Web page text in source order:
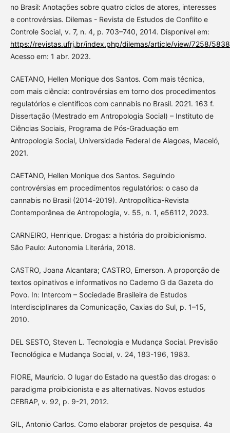
no Brasil: Anotações sobre quatro ciclos de atores, interesses
e controvérsias. Dilemas - Revista de Estudos de Conflito e
Controle Social, v. 7, n. 4, p. 703–740, 2014. Disponível em:
https://revistas.ufrj.br/index.php/dilemas/article/view/7258/5838
Acesso em: 1 abr. 2023.
CAETANO, Hellen Monique dos Santos. Com mais técnica,
com mais ciência: controvérsias em torno dos procedimentos
regulatórios e científicos com cannabis no Brasil. 2021. 163 f.
Dissertação (Mestrado em Antropologia Social) – Instituto de
Ciências Sociais, Programa de Pós-Graduação em
Antropologia Social, Universidade Federal de Alagoas, Maceió,
2021.
CAETANO, Hellen Monique dos Santos. Seguindo
controvérsias em procedimentos regulatórios: o caso da
cannabis no Brasil (2014-2019). Antropolítica-Revista
Contemporânea de Antropologia, v. 55, n. 1, e56112, 2023.
CARNEIRO, Henrique. Drogas: a história do proibicionismo.
São Paulo: Autonomia Literária, 2018.
CASTRO, Joana Alcantara; CASTRO, Emerson. A proporção de
textos opinativos e informativos no Caderno G da Gazeta do
Povo. In: Intercom – Sociedade Brasileira de Estudos
Interdisciplinares da Comunicação, Caxias do Sul, p. 1–15,
2010.
DEL SESTO, Steven L. Tecnologia e Mudança Social. Previsão
Tecnológica e Mudança Social, v. 24, 183-196, 1983.
FIORE, Maurício. O lugar do Estado na questão das drogas: o
paradigma proibicionista e as alternativas. Novos estudos
CEBRAP, v. 92, p. 9-21, 2012.
GIL, Antonio Carlos. Como elaborar projetos de pesquisa. 4a